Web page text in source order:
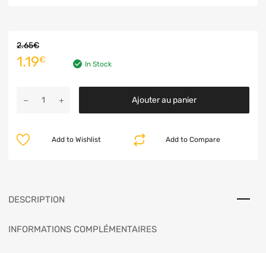
2.65€
1.19€ In Stock
Ajouter au panier
Add to Compare
Add to Wishlist
DESCRIPTION
INFORMATIONS COMPLÉMENTAIRES